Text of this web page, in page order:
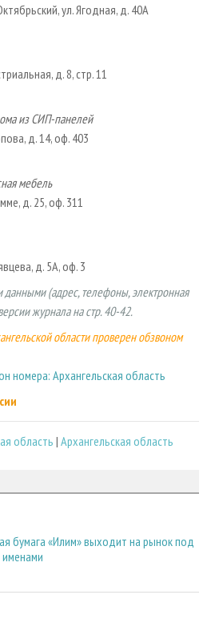
ул. Ягодная, д. 40А
д. 8, стр. 11
из СИП-панелей
д. 14, оф. 403
мебель
д. 25, оф. 311
д. 5А, оф. 3
(адрес, телефоны, электронная
журналана стр. 40-42.
области проверен обзвоном
номера: Архангельская область
область | Архангельская область
бумага «Илим» выходит на рынок под